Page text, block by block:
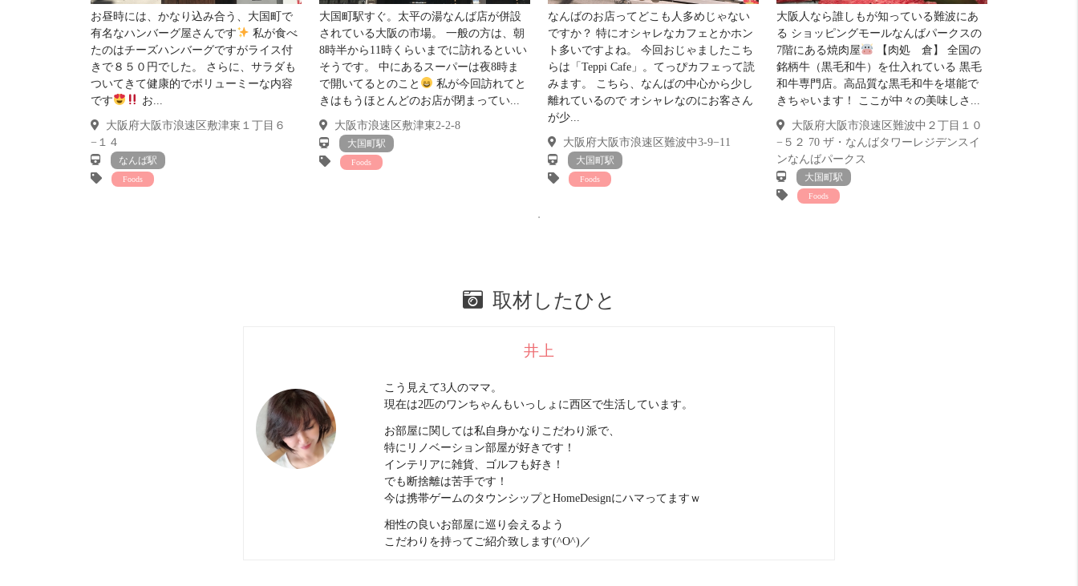
素晴らしい４ＷＡＹアクセス
スーパーも近隣にあるので生活環境も◎
辛口コメント
コンロは設置型です。
キッチン自体の大きさは◎好きなコンロが置けますよ！
お昼時には、かなり込み合う、大国町で
有名なハンバーグ屋さんです
私が食べ
たのはチーズハンバーグですがライス付
きで８５０円でした。 さらに、サラダも
ついてきて健康的でボリューミーな内容
です
お...
大阪府大阪市浪速区敷津東１丁目６
−１４
なんば駅
Foods
大国町駅すぐ。太平の湯なんば店が併設
されている大阪の市場。 一般の方は、朝
8時半から11時くらいまでに訪れるといい
そうです。 中にあるスーパーは夜8時ま
で開いてるとのこと
私が今回訪れてと
きはもうほとんどのお店が閉まってい...
大阪市浪速区敷津東2-2-8
大国町駅
Foods
なんばのお店ってどこも人多めじゃない
ですか？ 特にオシャレなカフェとかホン
ト多いですよね。 今回おじゃましたこち
らは「Teppi Cafe」。てっぴカフェって読
みます。 こちら、なんばの中心から少し
離れているので オシャレなのにお客さん
が少...
大阪府大阪市浪速区難波中3-9−11
大国町駅
Foods
大阪人なら誰しもが知っている難波にあ
る ショッピングモールなんばパークスの
7階にある焼肉屋
【肉処 倉】 全国の
銘柄牛（黒毛和牛）を仕入れている 黒毛
和牛専門店。高品質な黒毛和牛を堪能で
きちゃいます！ ここが中々の美味しさ...
大阪府大阪市浪速区難波中２丁目１０
−５２ 70 ザ・なんばタワーレジデンスイ
ンなんばパークス
大国町駅
Foods
取材したひと
井上
こう見えて3人のママ。
現在は2匹のワンちゃんもいっしょに西区で生活しています。
お部屋に関しては私自身かなりこだわり派で、
特にリノベーション部屋が好きです！
インテリアに雑貨、ゴルフも好き！
でも断捨離は苦手です！
今は携帯ゲームのタウンシップとHomeDesignにハマってますｗ
相性の良いお部屋に巡り会えるよう
こだわりを持ってご紹介致します(^O^)／